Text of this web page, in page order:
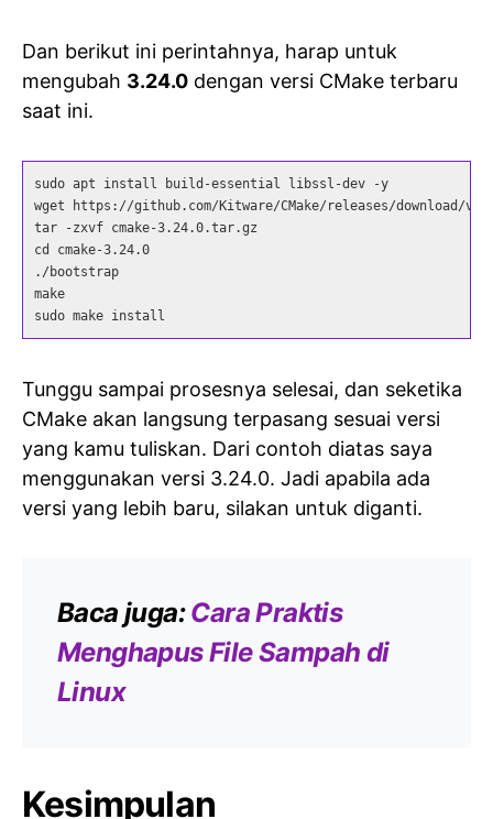
Dan berikut ini perintahnya, harap untuk
mengubah 3.24.0 dengan versi CMake terbaru
saat ini.
sudo apt install build-essential libssl-dev -y
wget https://github.com/Kitware/CMake/releases/download/
tar -zxvf cmake-3.24.0.tar.gz
cd cmake-3.24.0
./bootstrap
make
sudo make install
Tunggu sampai prosesnya selesai, dan seketika
CMake akan langsung terpasang sesuai versi
yang kamu tuliskan. Dari contoh diatas saya
menggunakan versi 3.24.0. Jadi apabila ada
versi yang lebih baru, silakan untuk diganti.
Baca juga:Cara Praktis
Menghapus File Sampah di
Linux
Kesimpulan